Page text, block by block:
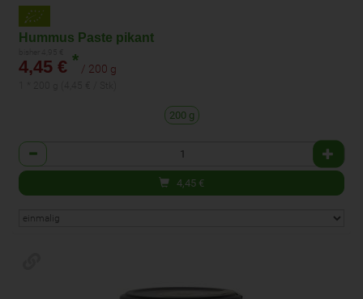
Hummus Paste pikant
4,45 € * / 200 g
200 g
Anzahl
4,45 €